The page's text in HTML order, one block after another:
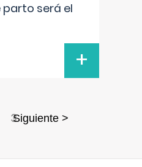
será el
+
3Siguiente >